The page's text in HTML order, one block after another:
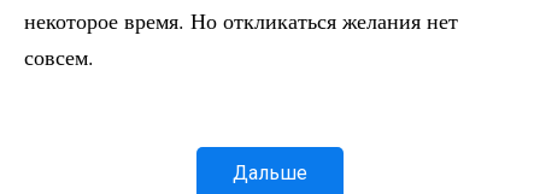
некоторое время. Но откликаться желания нет
совсем.
Дальше